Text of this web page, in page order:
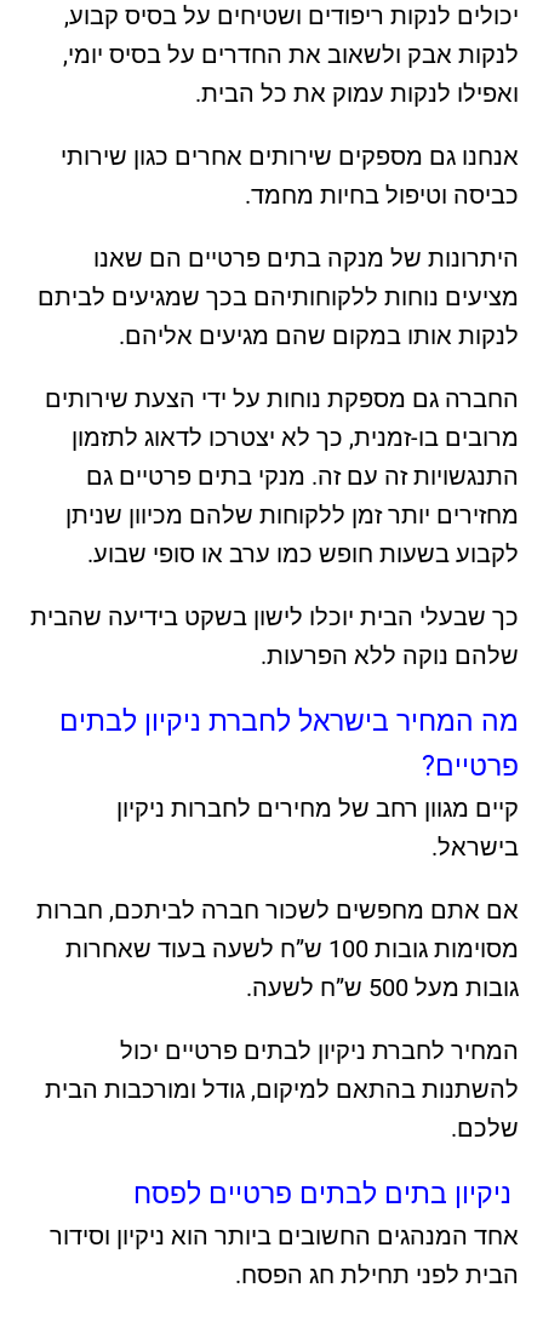
יכולים לנקות ריפודים ושטיחים על בסיס קבוע,
לנקות אבק ולשאוב את החדרים על בסיס יומי,
ואפילו לנקות עמוק את כל הבית.
אנחנו גם מספקים שירותים אחרים כגון שירותי
כביסה וטיפול בחיות מחמד.
היתרונות של מנקה בתים פרטיים הם שאנו
מציעים נוחות ללקוחותיהם בכך שמגיעים לביתם
לנקות אותו במקום שהם מגיעים אליהם.
החברה גם מספקת נוחות על ידי הצעת שירותים
מרובים בו-זמנית, כך לא יצטרכו לדאוג לתזמון
התנגשויות זה עם זה. מנקי בתים פרטיים גם
מחזירים יותר זמן ללקוחות שלהם מכיוון שניתן
לקבוע בשעות חופש כמו ערב או סופי שבוע.
כך שבעלי הבית יוכלו לישון בשקט בידיעה שהבית
שלהם נוקה ללא הפרעות.
מה המחיר בישראל לחברת ניקיון לבתים
פרטיים?
קיים מגוון רחב של מחירים לחברות ניקיון
בישראל.
אם אתם מחפשים לשכור חברה לביתכם, חברות
מסוימות גובות 100 ש”ח לשעה בעוד שאחרות
גובות מעל 500 ש”ח לשעה.
המחיר לחברת ניקיון לבתים פרטיים יכול
להשתנות בהתאם למיקום, גודל ומורכבות הבית
שלכם.
ניקיון בתים לבתים פרטיים לפסח
אחד המנהגים החשובים ביותר הוא ניקיון וסידור
הבית לפני תחילת חג הפסח.